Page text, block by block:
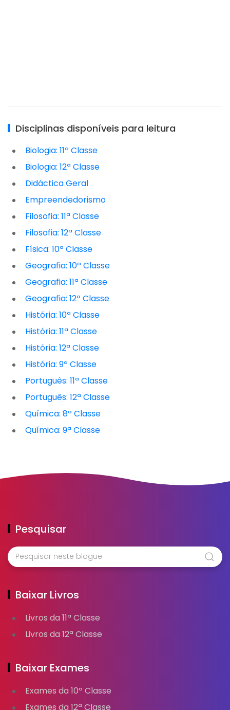
Disciplinas disponíveis para leitura
Biologia: 11ª Classe
Biologia: 12ª Classe
Didáctica Geral
Empreendedorismo
Filosofia: 11ª Classe
Filosofia: 12ª Classe
Física: 10ª Classe
Geografia: 10ª Classe
Geografia: 11ª Classe
Geografia: 12ª Classe
História: 10ª Classe
História: 11ª Classe
História: 12ª Classe
História: 9ª Classe
Português: 11ª Classe
Português: 12ª Classe
Química: 8ª Classe
Química: 9ª Classe
Pesquisar
Baixar Livros
Livros da 11ª Classe
Livros da 12ª Classe
Baixar Exames
Exames da 10ª Classe
Exames da 12ª Classe